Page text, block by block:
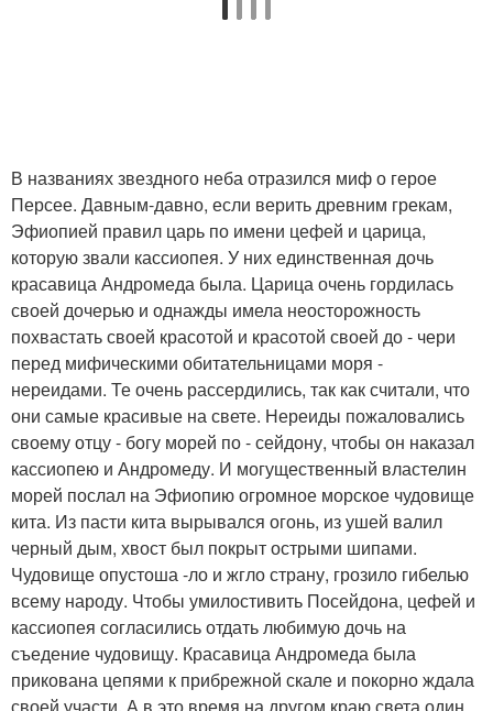
В названиях звездного неба отразился миф о герое
Персее. Давным-давно, если верить древним грекам,
Эфиопией правил царь по имени цефей и царица,
которую звали кассиопея. У них единственная дочь
красавица Андромеда была. Царица очень гордилась
своей дочерью и однажды имела неосторожность
похвастать своей красотой и красотой своей до - чери
перед мифическими обитательницами моря -
нереидами. Те очень рассердились, так как считали, что
они самые красивые на свете. Нереиды пожаловались
своему отцу - богу морей по - сейдону, чтобы он наказал
кассиопею и Андромеду. И могущественный властелин
морей послал на Эфиопию огромное морское чудовище
кита. Из пасти кита вырывался огонь, из ушей валил
черный дым, хвост был покрыт острыми шипами.
Чудовище опустоша -ло и жгло страну, грозило гибелью
всему народу. Чтобы умилостивить Посейдона, цефей и
кассиопея согласились отдать любимую дочь на
съедение чудовищу. Красавица Андромеда была
прикована цепями к прибрежной скале и покорно ждала